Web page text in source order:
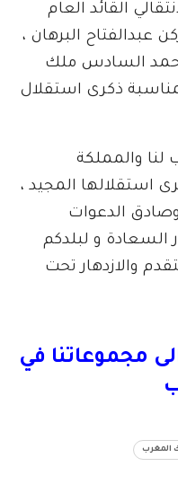
القائد العام
عبدالفتاح البرهان ،
محمد السادس ملك
ذكرى استقلال
لنا والمملكة
استقلالها المجيد ،
الدعوات
السعادة و لبلدكم
والازدهار تحت
مجموعاتنا في
المغرب